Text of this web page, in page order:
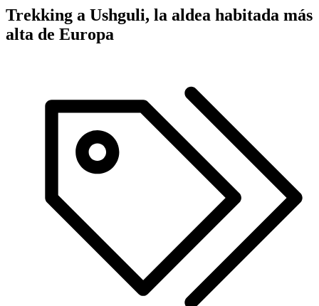
Trekking a Ushguli, la aldea habitada más
alta de Europa